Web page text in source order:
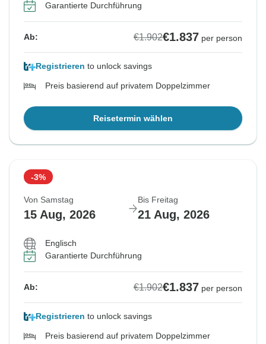
Garantierte Durchführung
Ab: €1.902€1.837 per person
Registrieren to unlock savings
Preis basierend auf privatem Doppelzimmer
Reisetermin wählen
-3%
Von Samstag
15 Aug, 2026
Bis Freitag
21 Aug, 2026
Englisch
Garantierte Durchführung
Ab: €1.902€1.837 per person
Registrieren to unlock savings
Preis basierend auf privatem Doppelzimmer